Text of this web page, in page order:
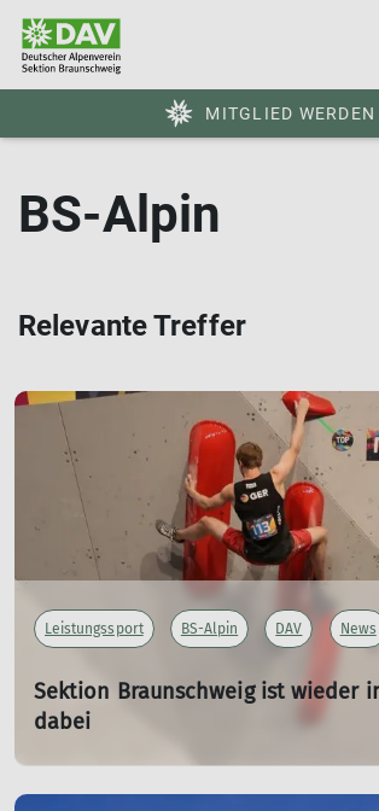
MITGLIED WERDEN
BS-Alpin
Relevante Treffer
Leistungssport BS-Alpin DAV News
Sektion Braunschweig ist wieder
dabei
Im Leistungskader Klettern stehen die